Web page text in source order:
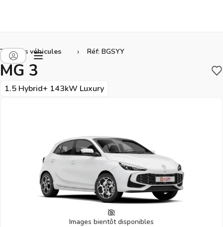
Tous les véhicules › Réf: BGSYY
MG 3
1.5 Hybrid+ 143kW Luxury
Images bientôt disponibles